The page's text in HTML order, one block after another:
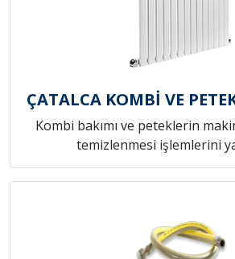
ÇATALCA KOMBİ VE
Kombi bakımı ve peteklerin
temizlenmesi işlemlerini